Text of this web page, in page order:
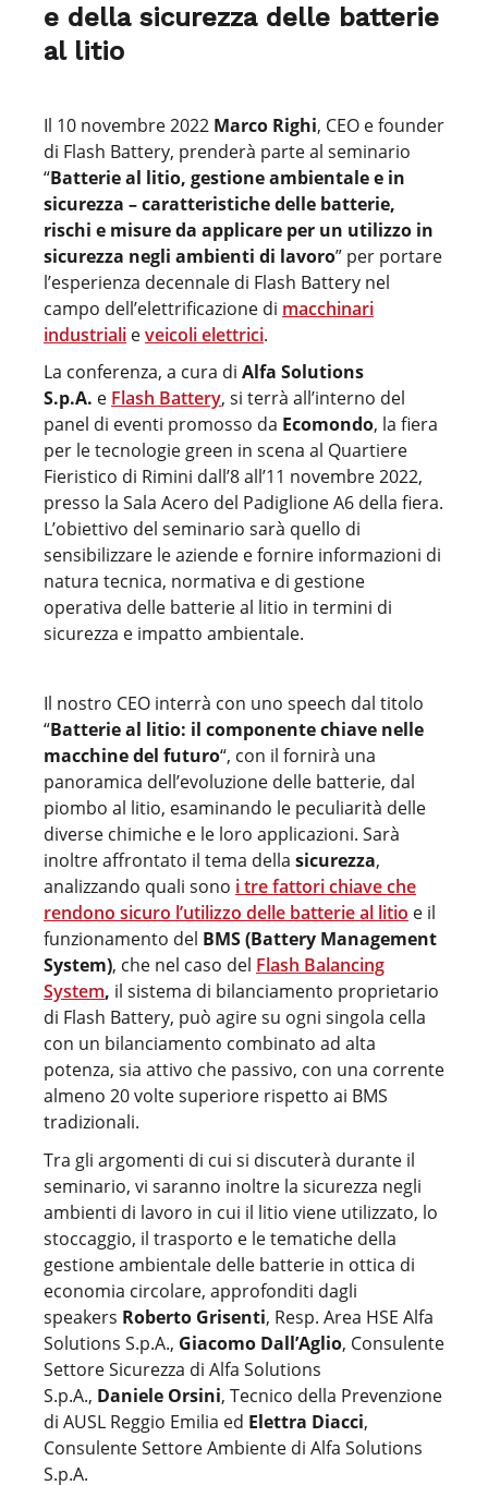
e della sicurezza delle batterie
al litio
Il 10 novembre 2022 Marco Righi, CEO e founder
di Flash Battery, prenderà parte al seminario
“Batterie al litio, gestione ambientale e in
sicurezza – caratteristiche delle batterie,
rischi e misure da applicare per un utilizzo in
sicurezza negli ambienti di lavoro” per portare
l’esperienza decennale di Flash Battery nel
campo dell’elettrificazione di macchinari
industriali eveicoli elettrici.
La conferenza, a cura di Alfa Solutions
S.p.A. e Flash Battery, si terrà all’interno del
panel di eventi promosso da Ecomondo, la fiera
per le tecnologie green in scena al Quartiere
Fieristico di Rimini dall’8 all’11 novembre 2022,
presso la Sala Acero del Padiglione A6 della fiera.
L’obiettivo del seminario sarà quello di
sensibilizzare le aziende e fornire informazioni di
natura tecnica, normativa e di gestione
operativa delle batterie al litio in termini di
sicurezza e impatto ambientale.
Il nostro CEO interrà con uno speech dal titolo
“Batterie al litio: il componente chiave nelle
macchine del futuro“, con il fornirà una
panoramica dell’evoluzione delle batterie, dal
piombo al litio, esaminando le peculiarità delle
diverse chimiche e le loro applicazioni. Sarà
inoltre affrontato il tema della sicurezza,
analizzando quali sono i tre fattori chiave che
rendono sicuro l’utilizzo delle batterie al litio e il
funzionamento del BMS (Battery Management
System), che nel caso del Flash Balancing
System, il sistema di bilanciamento proprietario
di Flash Battery, può agire su ogni singola cella
con un bilanciamento combinato ad alta
potenza, sia attivo che passivo, con una corrente
almeno 20 volte superiore rispetto ai BMS
tradizionali.
Tra gli argomenti di cui si discuterà durante il
seminario, vi saranno inoltre la sicurezza negli
ambienti di lavoro in cui il litio viene utilizzato, lo
stoccaggio, il trasporto e le tematiche della
gestione ambientale delle batterie in ottica di
economia circolare, approfonditi dagli
speakers Roberto Grisenti, Resp. Area HSE Alfa
Solutions S.p.A., Giacomo Dall’Aglio, Consulente
Settore Sicurezza di Alfa Solutions
S.p.A., Daniele Orsini, Tecnico della Prevenzione
di AUSL Reggio Emilia ed Elettra Diacci,
Consulente Settore Ambiente di Alfa Solutions
S.p.A.